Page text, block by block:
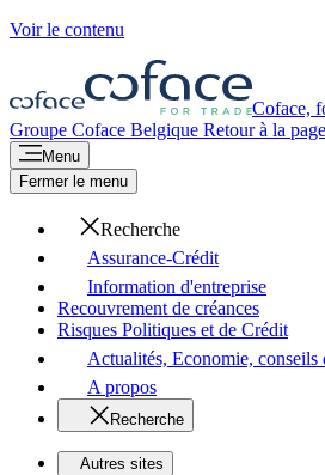
Voir le contenu
Coface,
Groupe Coface Belgique Retour à la
Menu
Fermer le menu
Recherche
Assurance-Crédit
Information d'entreprise
Recouvrement de créances
Risques Politiques et de Crédit
Actualités, Economie, conseils
A propos
Recherche
Autres sites